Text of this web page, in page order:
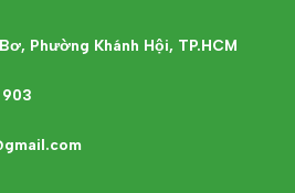
Phường Khánh Hội, TP.HCM
903